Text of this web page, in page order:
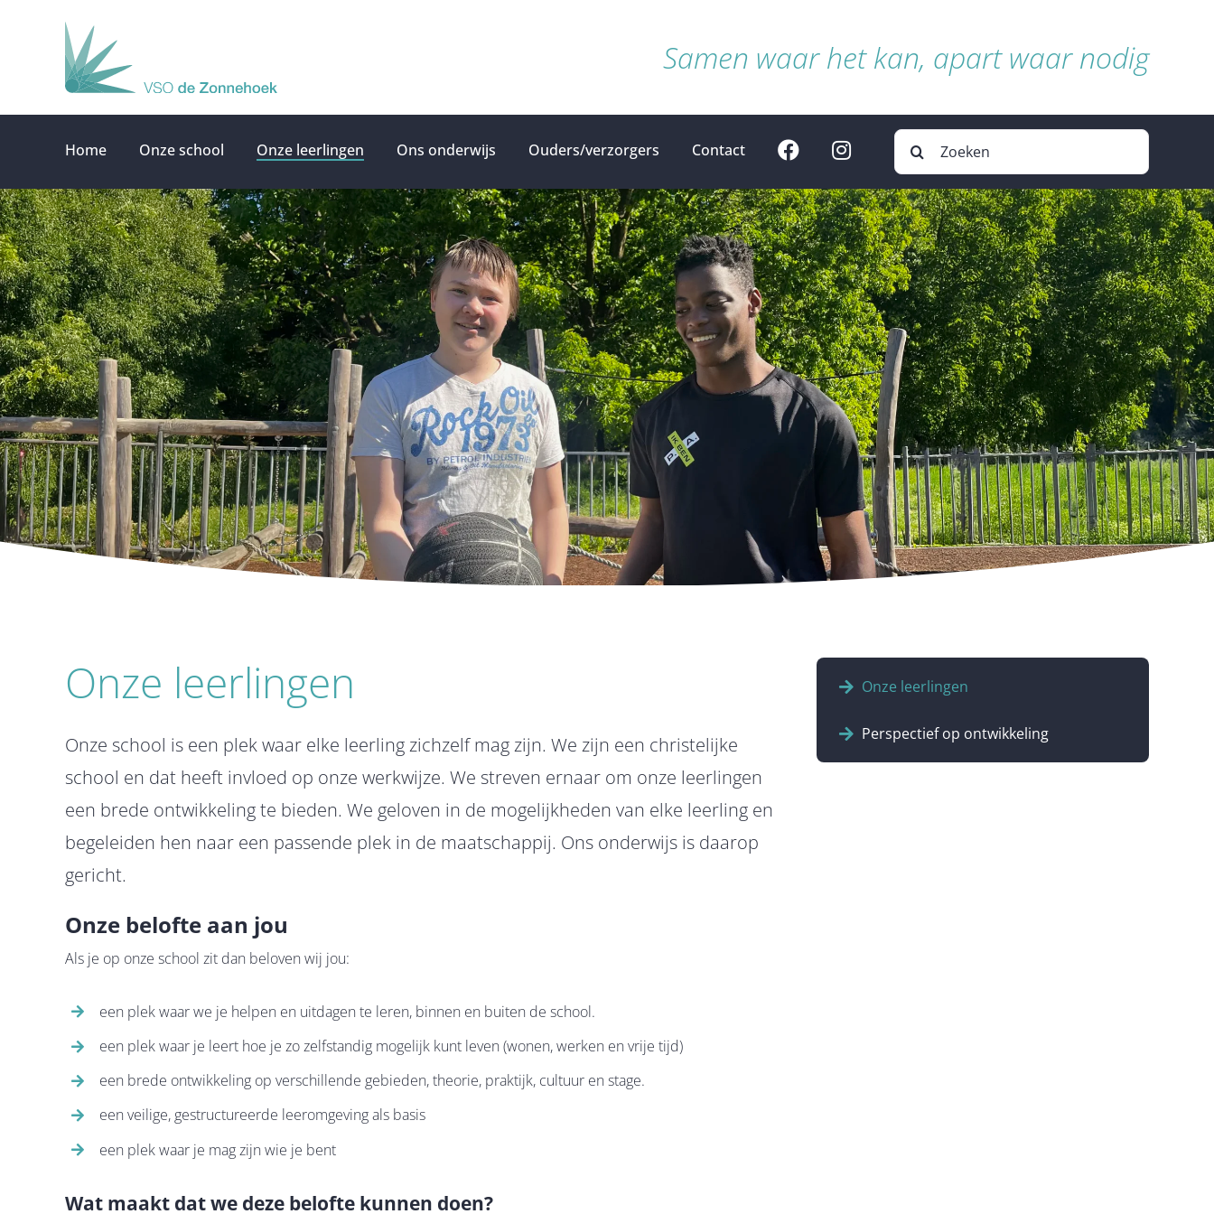
Samen waar het kan, apart waar nodig
Home Onze school Onze leerlingen Ons onderwijs Ouders/verzorgers Contact
Zoeken
naar:
Onze leerlingen
Onze school is een plek waar elke leerling zichzelf mag zijn. We zijn een christelijke
school en dat heeft invloed op onze werkwijze. We streven ernaar om onze leerlingen
een brede ontwikkeling te bieden. We geloven in de mogelijkheden van elke leerling en
begeleiden hen naar een passende plek in de maatschappij. Ons onderwijs is daarop
gericht.
Onze belofte aan jou
Als je op onze school zit dan beloven wij jou:
een plek waar we je helpen en uitdagen te leren, binnen en buiten de school.
een plek waar je leert hoe je zo zelfstandig mogelijk kunt leven (wonen, werken en vrije tijd)
een brede ontwikkeling op verschillende gebieden, theorie, praktijk, cultuur en stage.
een veilige, gestructureerde leeromgeving als basis
een plek waar je mag zijn wie je bent
Wat maakt dat we deze belofte kunnen doen?
Onze leerlingen
Perspectief op ontwikkeling